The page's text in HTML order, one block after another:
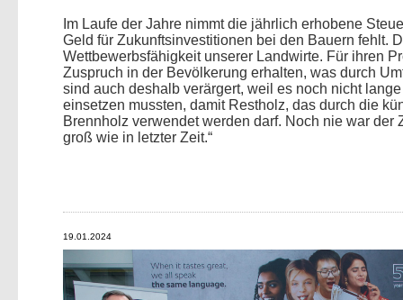
Im Laufe der Jahre nimmt die jährlich erhobene
Geld für Zukunftsinvestitionen bei den Bauern fehlt.
Wettbewerbsfähigkeit unserer Landwirte. Für ihren
Zuspruch in der Bevölkerung erhalten, was durch
sind auch deshalb verärgert, weil es noch nicht
einsetzen mussten, damit Restholz, das durch die
Brennholz verwendet werden darf. Noch nie war der
groß wie in letzter Zeit.“
19.01.2024